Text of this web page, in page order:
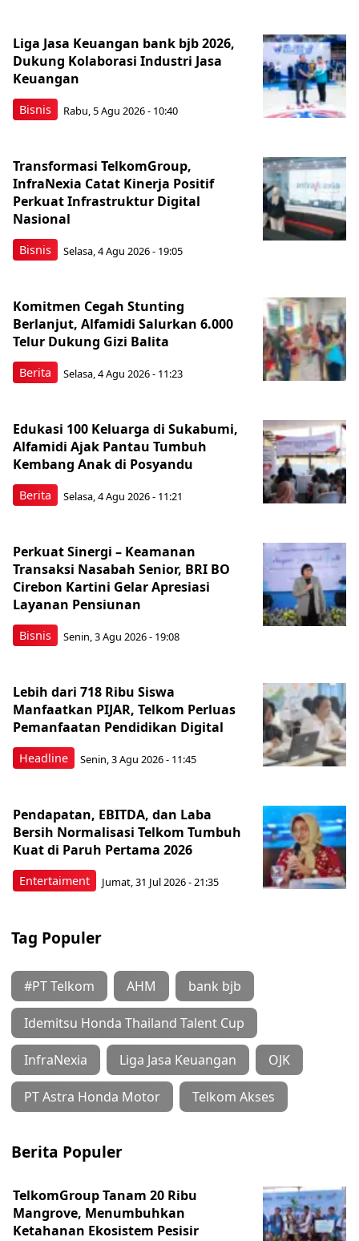
Bisnis
Liga Jasa Keuangan bank bjb 2026,
Dukung Kolaborasi Industri Jasa
Keuangan
Rabu, 5 Agu 2026 - 10:40
Bisnis
Transformasi TelkomGroup,
InfraNexia Catat Kinerja Positif
Perkuat Infrastruktur Digital
Nasional
Selasa, 4 Agu 2026 - 19:05
Berita
Komitmen Cegah Stunting
Berlanjut, Alfamidi Salurkan 6.000
Telur Dukung Gizi Balita
Selasa, 4 Agu 2026 - 11:23
Berita
Edukasi 100 Keluarga di Sukabumi,
Alfamidi Ajak Pantau Tumbuh
Kembang Anak di Posyandu
Selasa, 4 Agu 2026 - 11:21
Bisnis
Perkuat Sinergi – Keamanan
Transaksi Nasabah Senior, BRI BO
Cirebon Kartini Gelar Apresiasi
Layanan Pensiunan
Senin, 3 Agu 2026 - 19:08
Headline
Lebih dari 718 Ribu Siswa
Manfaatkan PIJAR, Telkom Perluas
Pemanfaatan Pendidikan Digital
Senin, 3 Agu 2026 - 11:45
Entertaiment
Pendapatan, EBITDA, dan Laba
Bersih Normalisasi Telkom Tumbuh
Kuat di Paruh Pertama 2026
Jumat, 31 Jul 2026 - 21:35
Tag Populer
#PT Telkom AHM bank bjb
Idemitsu Honda Thailand Talent Cup
InfraNexia Liga Jasa Keuangan OJK
PT Astra Honda Motor Telkom Akses
Berita Populer
TelkomGroup Tanam 20 Ribu
Mangrove, Menumbuhkan
Ketahanan Ekosistem Pesisir